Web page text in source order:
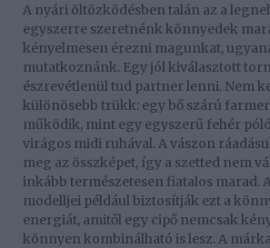
A nyári öltözködésben talán az a
egyszerre szeretnénk könnyedek
kényelmesen érezni magunkat,
mutatkoznánk. Egy jól kiválasztott
észrevétlenül tud partner lenni. Nem
különösebb trükk: egy bő szárú
működik, mint egy egyszerű fehér
virágos midi ruhával. A vászon
meg az összképet, így a szetted nem
inkább természetesen fiatalos marad.
modelljei például biztosítják ezt a
energiát, amitől egy cipő nemcsak
könnyen kombinálható is lesz. A